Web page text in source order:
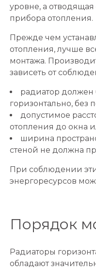
уровне, а
прибора отопления.
Прежде чем
отопления, лучше
монтажа.
зависеть от
радиатор должен
горизонтально, без
допустимое
отопления до окна
ширина
стеной не должна
При соблюдении
энергоресурсов
Порядок
Радиаторы
обладают